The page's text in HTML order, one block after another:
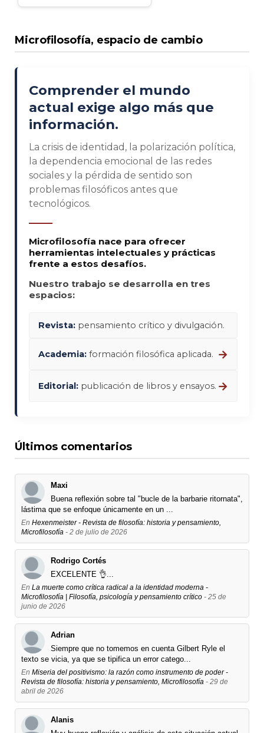
Microfilosofía, espacio de cambio
Comprender el mundo
actual exige algo más que
información.
La crisis de identidad, la polarización política,
la dependencia emocional de las redes
sociales y la pérdida de sentido son
problemas filosóficos antes que
tecnológicos.
Microfilosofía nace para ofrecer
herramientas intelectuales y prácticas
frente a estos desafíos.
Nuestro trabajo se desarrolla en tres
espacios:
Revista: pensamiento crítico y divulgación.
Academia: formación filosófica aplicada. →
Editorial: publicación de libros y ensayos. →
Últimos comentarios
Maxi
Buena reflexión sobre tal "bucle de la barbarie ritornata",
lástima que se enfoque únicamente en un ...
En Hexenmeister - Revista de filosofía: historia y pensamiento,
Microfilosofía - 2 de julio de 2026
Rodrigo Cortés
EXCELENTE 👌...
En La muerte como crítica radical a la identidad moderna -
Microfilosofía | Filosofía, psicología y pensamiento crítico - 25 de
junio de 2026
Adrian
Siempre que no tomemos en cuenta Gilbert Ryle el
texto se vicia, ya que se tipifica un error catego...
En Miseria del positivismo: la razón como instrumento de poder -
Revista de filosofía: historia y pensamiento, Microfilosofía - 29 de
abril de 2026
Alanis